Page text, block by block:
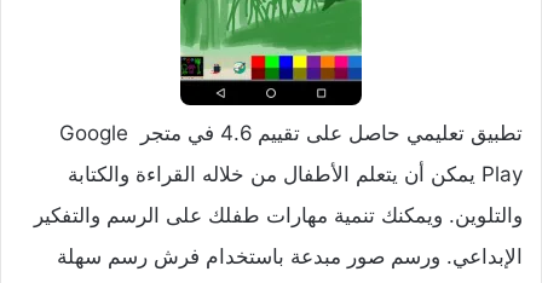
تطبيق تعليمي حاصل على تقييم 4.6 في متجر Google
Play يمكن أن يتعلم الأطفال من خلاله القراءة والكتابة
والتلوين. ويمكنك تنمية مهارات طفلك على الرسم والتفكير
الإبداعي. ورسم صور مبدعة باستخدام فرش رسم سهلة